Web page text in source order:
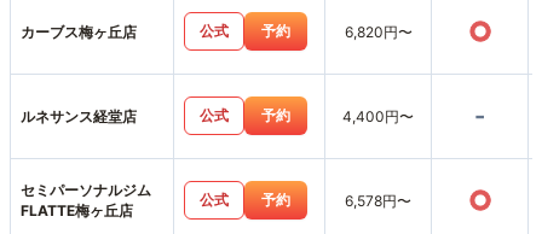
カーブス梅ヶ丘店 公式 予約 6,820円〜 ○
ルネサンス経堂店 公式 予約 4,400円〜 -
セミパーソナルジム
FLATTE梅ヶ丘店
公式 予約 6,578円〜 ○